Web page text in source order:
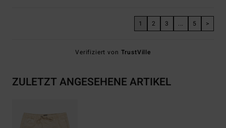
1 2 3 ... 5 >
Verifiziert von TrustVille
ZULETZT ANGESEHENE ARTIKEL